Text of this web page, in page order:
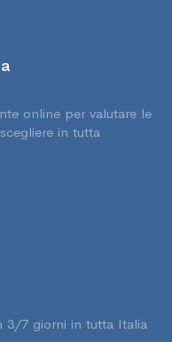
online per valutare le
in tutta
3/7 giorni in tutta Italia